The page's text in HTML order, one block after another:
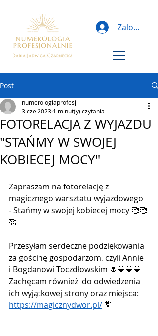
Zaloguj
Post
FOTORELACJA Z WYJAZDU
"STAŃMY W SWOJEJ
KOBIECEJ MOCY"
numerologiaprofesj
3 cze 2023 1 minut(y) czytania
Zapraszam na fotorelację z
magicznego warsztatu wyjazdowego
- Stańmy w swojej kobiecej mocy 🥰🥰
🥰
Przesyłam serdeczne podziękowania
za gościnę gospodarzom, czyli Annie
i Bogdanowi Toczdłowskim 🌷💛💛💛
Zachęcam również  do odwiedzenia
ich wyjątkowej strony oraz miejsca:
https://magicznydwor.pl/ 💐